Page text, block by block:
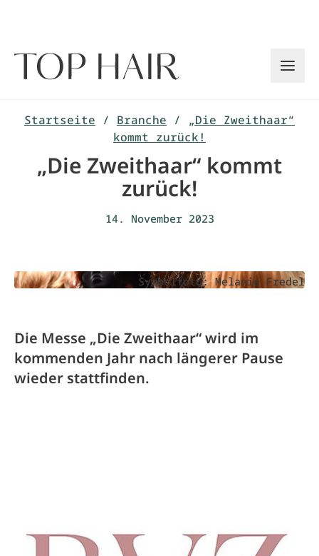
Startseite / Branche /
„Die Zweithaar“
kommt zurück!
„Die Zweithaar“ kommt
zurück!
14. November 2023
Symbolfoto: Melanie Fredel
Die Messe „Die Zweithaar“ wird im
kommenden Jahr nach längerer Pause
wieder stattfinden.